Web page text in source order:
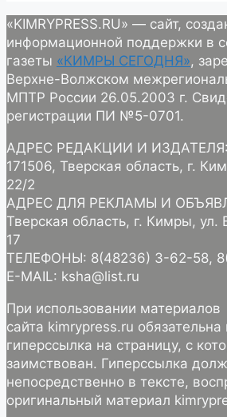
«KIMRYPRESS.RU» — сайт,
информационной поддержки в
газеты «КИМРЫ СЕГОДНЯ»,
Верхне-Волжском
МПТР России 26.05.2003 г.
регистрации ПИ №5-0701.
АДРЕС РЕДАКЦИИ И ИЗДАТЕЛЯ:
171506, Тверская область, г.
22/2
АДРЕС ДЛЯ РЕКЛАМЫ И
Тверская область, г. Кимры, ул.
17
ТЕЛЕФОНЫ: 8(48236) 3-62-58,
E-MAIL: ksha@list.ru
При использовании материалов
сайта kimrypress.ru
гиперссылка на страницу, с
заимствован. Гиперссылка
непосредственно в тексте,
оригинальный материал